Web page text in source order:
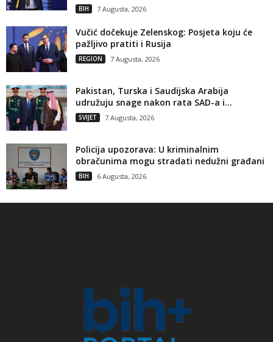
BIH 7 Augusta, 2026
Vučić dočekuje Zelenskog: Posjeta koju će
pažljivo pratiti i Rusija
REGION 7 Augusta, 2026
Pakistan, Turska i Saudijska Arabija
udružuju snage nakon rata SAD-a i...
SVIJET 7 Augusta, 2026
Policija upozorava: U kriminalnim
obračunima mogu stradati nedužni građani
BIH 6 Augusta, 2026